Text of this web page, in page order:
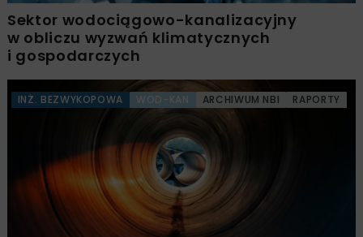
Sektor wodociągowo-kanalizacyjny
w obliczu wyzwań klimatycznych
i gospodarczych
INŻ. BEZWYKOPOWA WOD-KAN ARCHIWUM NBI RAPORTY